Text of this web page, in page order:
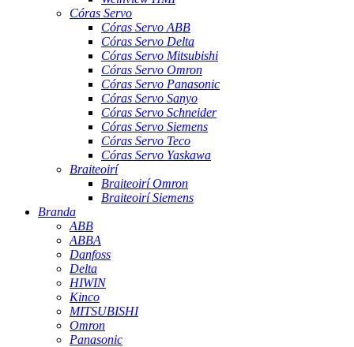
Córas Servo
Córas Servo ABB
Córas Servo Delta
Córas Servo Mitsubishi
Córas Servo Omron
Córas Servo Panasonic
Córas Servo Sanyo
Córas Servo Schneider
Córas Servo Siemens
Córas Servo Teco
Córas Servo Yaskawa
Braiteoirí
Braiteoirí Omron
Braiteoirí Siemens
Branda
ABB
ABBA
Danfoss
Delta
HIWIN
Kinco
MITSUBISHI
Omron
Panasonic